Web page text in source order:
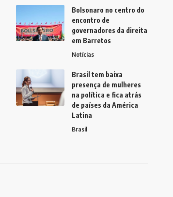
Bolsonaro no centro do
encontro de
governadores da direita
em Barretos
Notícias
Brasil tem baixa
presença de mulheres
na política e fica atrás
de países da América
Latina
Brasil